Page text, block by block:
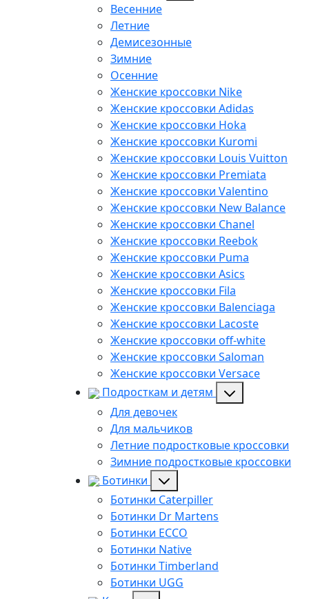
Весенние
Летние
Демисезонные
Зимние
Осенние
Женские кроссовки Nike
Женские кроссовки Adidas
Женские кроссовки Hoka
Женские кроссовки Kuromi
Женские кроссовки Louis Vuitton
Женские кроссовки Premiata
Женские кроссовки Valentino
Женские кроссовки New Balance
Женские кроссовки Chanel
Женские кроссовки Reebok
Женские кроссовки Puma
Женские кроссовки Asics
Женские кроссовки Fila
Женские кроссовки Balenciaga
Женские кроссовки Lacoste
Женские кроссовки off-white
Женские кроссовки Saloman
Женские кроссовки Versace
Подросткам и детям
Для девочек
Для мальчиков
Летние подростковые кроссовки
Зимние подростковые кроссовки
Ботинки
Ботинки Caterpiller
Ботинки Dr Martens
Ботинки ECCO
Ботинки Native
Ботинки Timberland
Ботинки UGG